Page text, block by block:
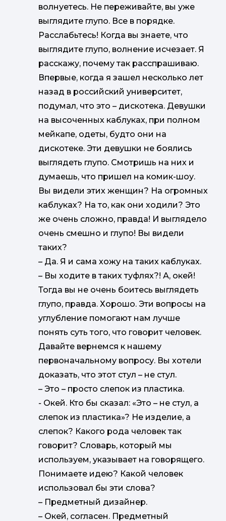
волнуетесь. Не переживайте, вы уже
выглядите глупо. Все в порядке.
Расслабьтесь! Когда вы знаете, что
выглядите глупо, волнение исчезает. Я
расскажу, почему так расспрашиваю.
Впервые, когда я зашел несколько лет
назад в российский университет,
подумал, что это – дискотека. Девушки
на высоченных каблуках, при полном
мейкапе, одеты, будто они на
дискотеке. Эти девушки не боялись
выглядеть глупо. Смотришь на них и
думаешь, что пришел на комик-шоу.
Вы видели этих женщин? На огромных
каблуках? На то, как они ходили? Это
же очень сложно, правда! И выглядело
очень смешно и глупо! Вы видели
таких?
– Да. Я и сама хожу на таких каблуках.
– Вы ходите в таких туфлях?! А, окей!
Тогда вы не очень боитесь выглядеть
глупо, правда. Хорошо. Эти вопросы на
углубление помогают нам лучше
понять суть того, что говорит человек.
Давайте вернемся к нашему
первоначальному вопросу. Вы хотели
доказать, что этот стул – не стул.
– Это – просто слепок из пластика.
- Окей. Кто бы сказал: «Это – не стул, а
слепок из пластика»? Не изделие, а
слепок? Какого рода человек так
говорит? Словарь, который мы
используем, указывает на говорящего.
Понимаете идею? Какой человек
использовал бы эти слова?
– Предметный дизайнер.
– Окей, согласен. Предметный